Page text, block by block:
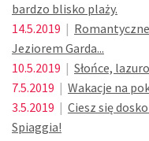
bardzo blisko plaży.
14.5.2019 |
Jeziorem Garda...
10.5.2019 | Słońce,
7.5.2019 | Wakacje na
3.5.2019 | Ciesz się
Spiaggia!